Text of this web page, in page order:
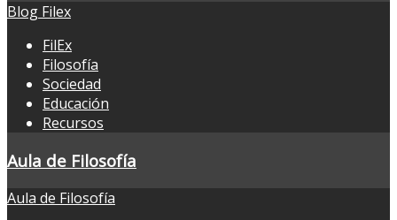
Blog Filex
FilEx
Filosofía
Sociedad
Educación
Recursos
Aula de Filosofía
Aula de Filosofía